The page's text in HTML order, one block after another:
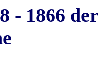
- 1866